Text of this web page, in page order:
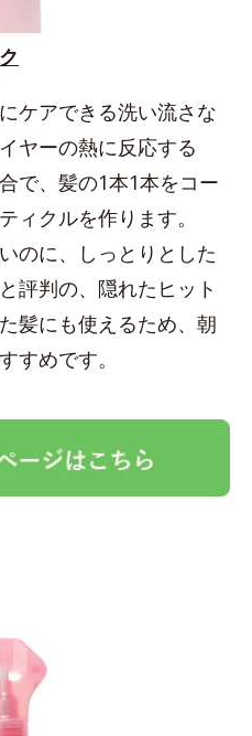
ケアできる洗い流さな
ヤーの熱に反応する
で、髪の1本1本をコー
ィクルを作ります。
のに、しっとりとした
評判の、隠れたヒット
髪にも使えるため、朝
すめです。